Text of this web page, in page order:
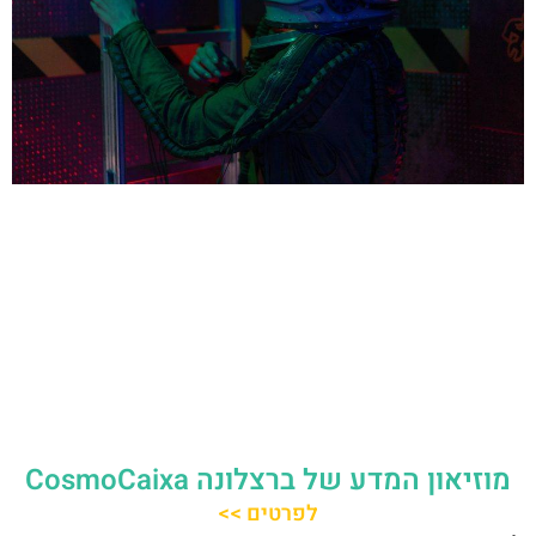
מוזיאון המדע של ברצלונה CosmoCaixa
לפרטים >>